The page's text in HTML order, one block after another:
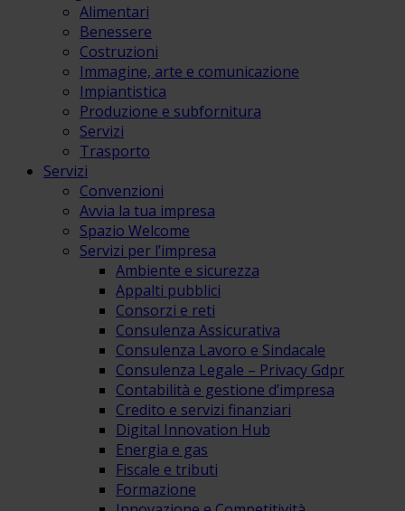
Alimentari
Benessere
Costruzioni
Immagine, arte e comunicazione
Impiantistica
Produzione e subfornitura
Servizi
Trasporto
Servizi
Convenzioni
Avvia la tua impresa
Spazio Welcome
Servizi per l’impresa
Ambiente e sicurezza
Appalti pubblici
Consorzi e reti
Consulenza Assicurativa
Consulenza Lavoro e Sindacale
Consulenza Legale – Privacy Gdpr
Contabilità e gestione d’impresa
Credito e servizi finanziari
Digital Innovation Hub
Energia e gas
Fiscale e tributi
Formazione